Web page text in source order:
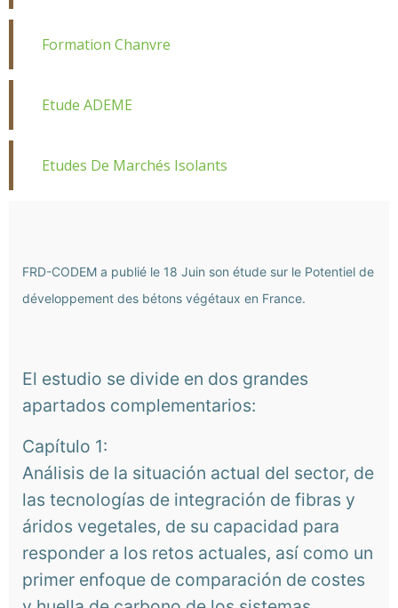
Formation Chanvre
Etude ADEME
Etudes De Marchés Isolants
FRD-CODEM a publié le 18 Juin son étude sur le Potentiel de
développement des bétons végétaux en France.
El estudio se divide en dos grandes
apartados complementarios:
Capítulo 1:
Análisis de la situación actual del sector, de
las tecnologías de integración de fibras y
áridos vegetales, de su capacidad para
responder a los retos actuales, así como un
primer enfoque de comparación de costes